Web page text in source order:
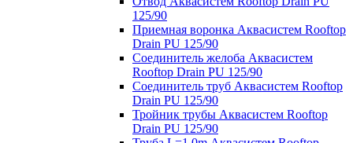
125/90
Приемная воронка Аквасистем Rooftop
Drain PU 125/90
Соединитель желоба Аквасистем
Rooftop Drain PU 125/90
Соединитель труб Аквасистем Rooftop
Drain PU 125/90
Тройник трубы Аквасистем Rooftop
Drain PU 125/90